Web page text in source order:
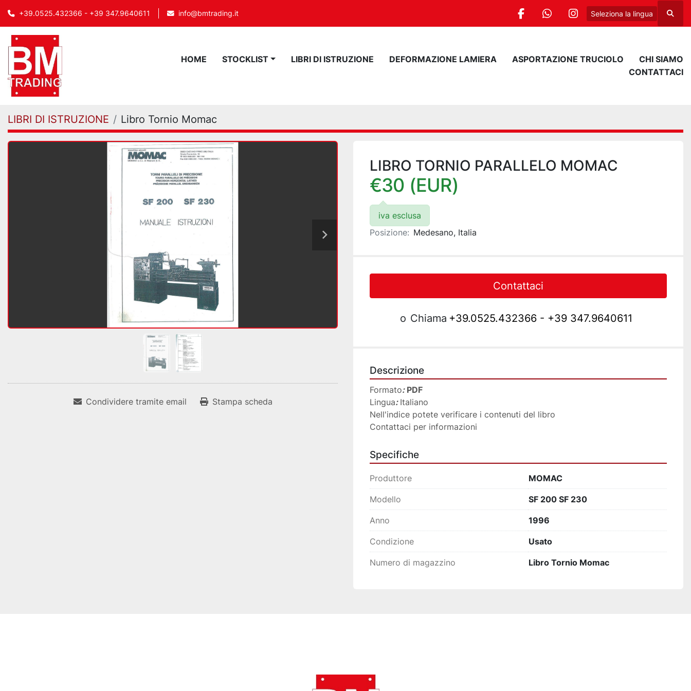
+39.0525.432366 - +39 347.9640611 info@bmtrading.it
facebookwhatsappinstagram
Seleziona la lingua Cerca
HOME STOCKLIST LIBRI DI ISTRUZIONE DEFORMAZIONE LAMIERA ASPORTAZIONE TRUCIOLO
CHI SIAMO
CONTATTACI
LIBRI DI ISTRUZIONE Libro Tornio Momac
Condividere tramite email Stampa scheda
LIBRO TORNIO PARALLELO MOMAC
€30 (EUR)
iva esclusa
Posizione: Medesano, Italia
Contattaci
o Chiama +39.0525.432366 - +39 347.9640611
Descrizione
Formato: PDF
Lingua: Italiano
Nell'indice potete verificare i contenuti del libro
Contattaci per informazioni
Specifiche
Produttore MOMAC
Modello SF 200 SF 230
Anno 1996
Condizione Usato
Numero di magazzino Libro Tornio Momac